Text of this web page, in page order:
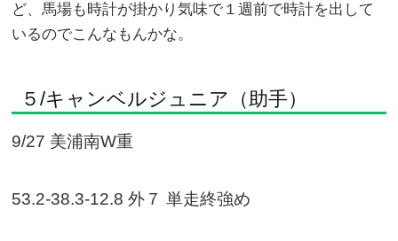
ど、馬場も時計が掛かり気味で１週前で時計を出して
いるのでこんなもんかな。
５/キャンベルジュニア（助手）
9/27 美浦南W重
53.2-38.3-12.8 外７ 単走終強め